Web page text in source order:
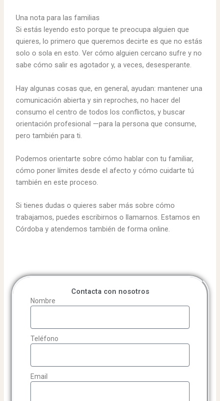
Una nota para las familias
Si estás leyendo esto porque te preocupa alguien que
quieres, lo primero que queremos decirte es que no estás
solo o sola en esto. Ver cómo alguien cercano sufre y no
sabe cómo salir es agotador y, a veces, desesperante.
Hay algunas cosas que, en general, ayudan: mantener una
comunicación abierta y sin reproches, no hacer del
consumo el centro de todos los conflictos, y buscar
orientación profesional —para la persona que consume,
pero también para ti.
Podemos orientarte sobre cómo hablar con tu familiar,
cómo poner límites desde el afecto y cómo cuidarte tú
también en este proceso.
Si tienes dudas o quieres saber más sobre cómo
trabajamos, puedes escribirnos o llamarnos. Estamos en
Córdoba y atendemos también de forma online.
Contacta con nosotros
Nombre
Teléfono
Email